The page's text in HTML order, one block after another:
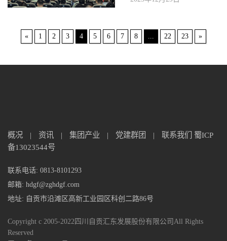
« 1 2 3 4 5 6 7 8 ... 22 23 »
概况 | 资讯 | 集团产业 | 党建群团 | 联系我们
蜀ICP
备13023544号
联系电话: 0813-8101293
邮箱: hdgf@zghdgf.com
地址: 自贡市沿滩区高新工业园区科创二路86号
Copyright c 2005-2022四川自贡汇东发展股份有限公司All Rights
Reserved